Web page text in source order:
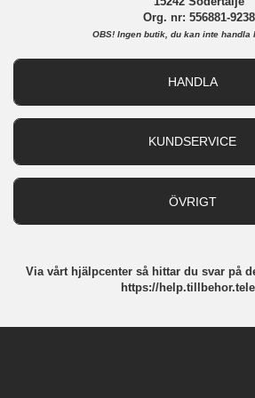
Org. nr: 556881-9238
OBS! Ingen butik, du kan inte handla
HANDLA
KUNDSERVICE
ÖVRIGT
Integritetspolicy
Via vårt hjälpcenter så hittar du svar på
https://